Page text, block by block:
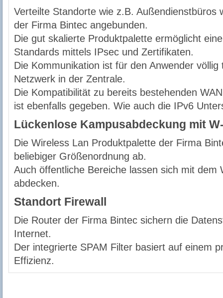
Verteilte Standorte wie z.B. Außendienstbüros
der Firma Bintec angebunden.
Die gut skalierte Produktpalette ermöglicht
Standards mittels IPsec und Zertifikaten.
Die Kommunikation ist für den Anwender
Netzwerk in der Zentrale.
Die Kompatibilität zu bereits bestehenden
ist ebenfalls gegeben. Wie auch die IPv6
Lückenlose Kampusabdeckung mit
Die Wireless Lan Produktpalette der Firma
beliebiger Größenordnung ab.
Auch öffentliche Bereiche lassen sich mit dem
abdecken.
Standort Firewall
Die Router der Firma Bintec sichern die
Internet.
Der integrierte SPAM Filter basiert auf einem
Effizienz.